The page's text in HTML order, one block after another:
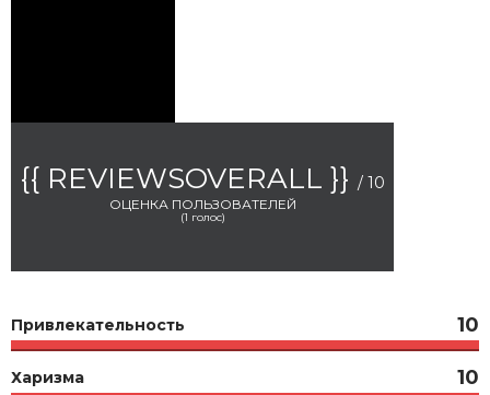
{{ REVIEWSOVERALL }} / 10
ОЦЕНКА ПОЛЬЗОВАТЕЛЕЙ
(1 голос)
Привлекательность 10
Харизма 10